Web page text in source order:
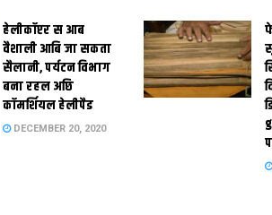
हेलीकॉप्टर स आब
वैशाली आबि जा सकता
सैलानी, पर्यटन विभाग
बना रहल अछि
कॉमर्शियल हेलीपैड
DECEMBER 20, 2020